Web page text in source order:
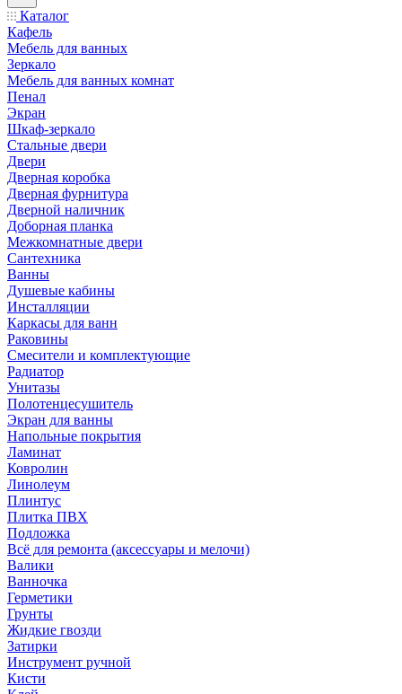
Каталог
Кафель
Мебель для ванных
Зеркало
Мебель для ванных комнат
Пенал
Экран
Шкаф-зеркало
Стальные двери
Двери
Дверная коробка
Дверная фурнитура
Дверной наличник
Доборная планка
Межкомнатные двери
Сантехника
Ванны
Душевые кабины
Инсталляции
Каркасы для ванн
Раковины
Смесители и комплектующие
Радиатор
Унитазы
Полотенцесушитель
Экран для ванны
Напольные покрытия
Ламинат
Ковролин
Линолеум
Плинтус
Плитка ПВХ
Подложка
Всё для ремонта (аксессуары и мелочи)
Валики
Ванночка
Герметики
Грунты
Жидкие гвозди
Затирки
Инструмент ручной
Кисти